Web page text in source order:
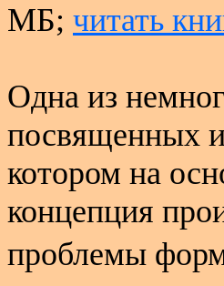
МБ; читать
Одна из
посвященных
котором на
концепция
проблемы